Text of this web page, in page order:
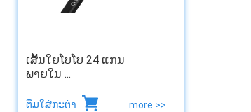
ເສັ້ນໃຍໂບໂບ 24 ແກນ
ພາຍໃນ ...
ຕື່ມໃສ່ກະຕ່າ more >>